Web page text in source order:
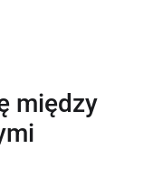
między